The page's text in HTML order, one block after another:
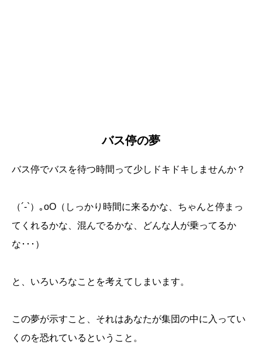
バス停の夢
バス停でバスを待つ時間って少しドキドキしませんか？
（´-`）｡oO（しっかり時間に来るかな、ちゃんと停まっ
てくれるかな、混んでるかな、どんな人が乗ってるか
な･･･）
と、いろいろなことを考えてしまいます。
この夢が示すこと、それはあなたが集団の中に入ってい
くのを恐れているということ。